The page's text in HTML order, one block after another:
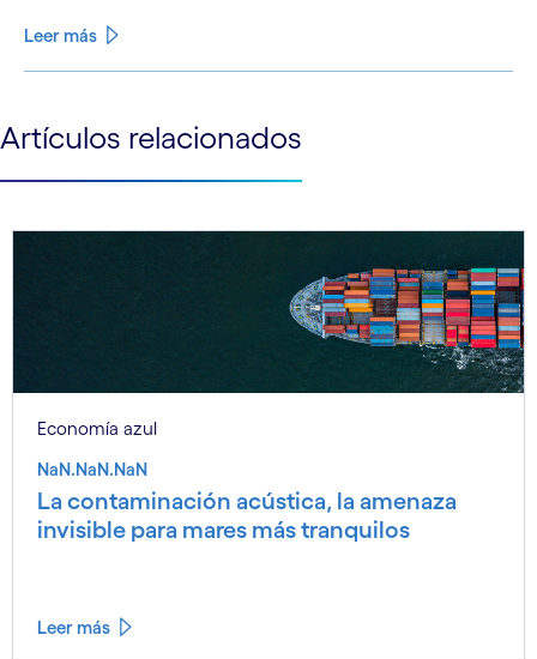
Leer más
See more See less
Artículos relacionados
Economía azul
NaN.NaN.NaN
La contaminación acústica, la amenaza
invisible para mares más tranquilos
Leer más